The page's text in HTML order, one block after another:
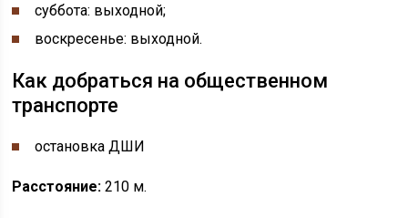
суббота: выходной;
воскресенье: выходной.
Как добраться на общественном
транспорте
остановка ДШИ
Расстояние: 210 м.